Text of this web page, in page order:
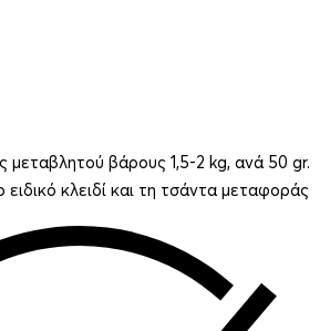
μεταβλητού βάρους 1,5-2 kg, ανά 50 gr.
ειδικό κλειδί και τη τσάντα μεταφοράς